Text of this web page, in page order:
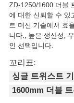
와이어 부설 기
되감기 기계
기계에서 떨어
케이블 포장 기
ZD-1250/1600 더블
에 대한 신뢰할 수 있
트 머신 기술에서 효
니다., 높은 생산성,
인 선택입니다.
꼬리표:
싱글 트위스트 기
1600mm 더블